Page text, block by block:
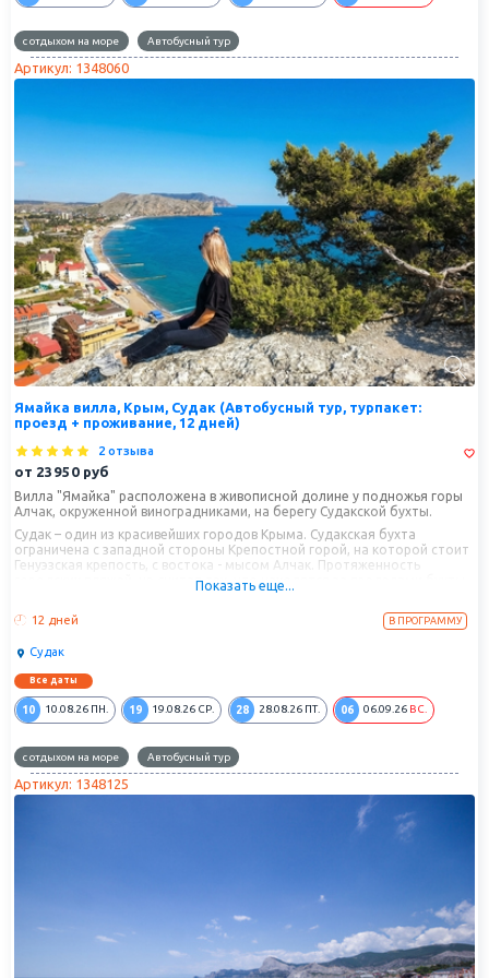
с отдыхом на море Автобусный тур
Артикул: 1348060
Ямайка вилла, Крым, Судак (Автобусный тур, турпакет:
проезд + проживание, 12 дней)
2 отзыва
от 23950 руб
Вилла "Ямайка" расположена в живописной долине у подножья горы
Алчак, окруженной виноградниками, на берегу Судакской бухты.
Судак – один из красивейших городов Крыма. Судакская бухта
ограничена с западной стороны Крепостной горой, на которой стоит
Генуэзская крепость, с востока - мысом Алчак. Протяженность
городских пляжей, не считая тех, что находятся за пределами бухты
Показать еще...
12 дней В ПРОГРАММУ
Судак
Все даты
10 10.08.26 ПН. 19 19.08.26 СР. 28 28.08.26 ПТ. 06 06.09.26 ВС.
с отдыхом на море Автобусный тур
Артикул: 1348125